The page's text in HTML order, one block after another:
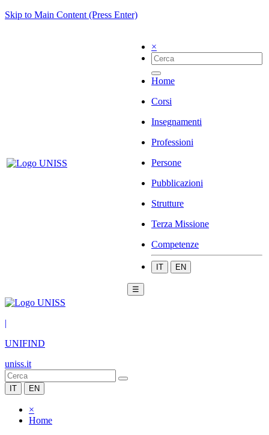
Skip to Main Content (Press Enter)
×
Home
Corsi
Insegnamenti
Professioni
Persone
Pubblicazioni
Strutture
Terza Missione
Competenze
IT EN
☰
|
UNIFIND
uniss.it
IT EN
×
Home